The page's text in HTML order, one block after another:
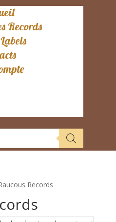
Records
Records